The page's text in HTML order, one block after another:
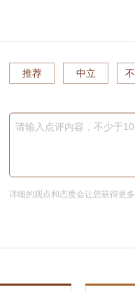
推荐 中立
请输入点评内容，不少于
详细的观点和态度会让您获得更